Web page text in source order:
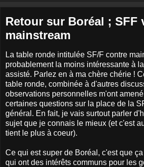
Retour sur Boréal ; SFF
mainstream
La table ronde intitulée SF/F contre
probablement la moins intéressante à
assisté. Parlez en à ma chère chérie !
table ronde, combinée à d'autres
observations personnelles m'ont
certaines questions sur la place de la
général. En fait, je vais surtout parler
sujet que je connais le mieux (et c'est
tient le plus à coeur).
Ce qui est super de Boréal, c'est que
qui ont des intérêts communs pour les